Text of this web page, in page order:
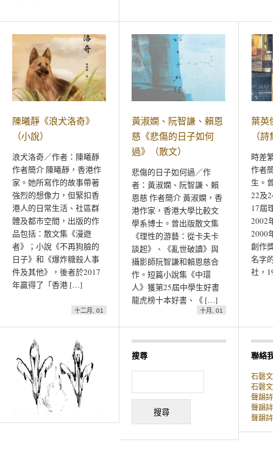
陳曦靜《浪犬洛奇》
（小說）
浪犬洛奇／作者：陳曦靜
作者簡介 陳曦靜，香港作
家。她所寫作的故事帶著
強烈的想像力，但緊扣香
港人的日常生活、社區群
體及都市空間，出版的作
品包括：散文集《漫遊
者》；小說《不再狗臉的
日子》和《爆炸糖殺人事
件及其他》，後者於2017
年贏得了「香港 […]
十二月, 01
黃淑嫻、阮智謙、賴恩
慈《悲傷的日子如何
過》（散文）
悲傷的日子如何過／作
者：黃淑嫻、阮智謙、賴
恩慈 作者簡介 黃淑嫻，香
港作家，香港大學比較文
學系博士。曾出版散文集
《理性的游藝：從卡夫卡
談起》、《亂世破讀》與
攝影師阮智謙和賴恩慈合
作。短篇小說集《中環
人》獲第25屆中學生好書
龍虎榜十本好書、《 […]
十月, 01
葉英
（
時差
作者
生。
22及
17屆
2002
2000
創作
名字
社，
搜尋 聯絡
石磬
石磬
聲韻
聲韻
聲韻